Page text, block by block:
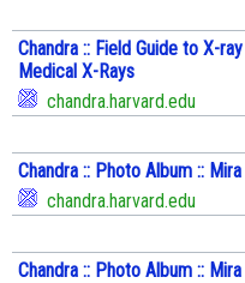
Chandra :: Field Guide to X-
Medical X-Rays
chandra.harvard.edu
Chandra :: Photo Album ::
chandra.harvard.edu
Chandra :: Photo Album ::